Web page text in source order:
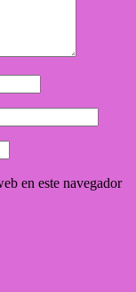
en este navegador